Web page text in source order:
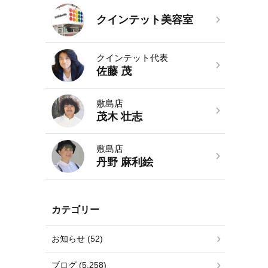
クインテット美容室
クインテット代表
佐藤 茂
敷島店
茂木 壮志
敷島店
丹野 麻利絵
カテゴリー
お知らせ (52)
ブログ (5,258)